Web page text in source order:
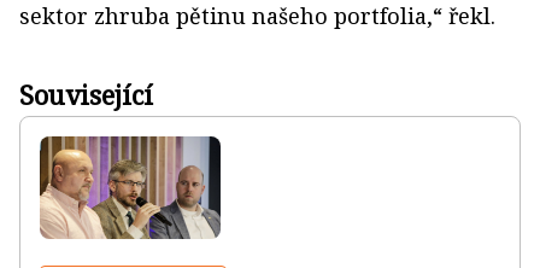
sektor zhruba pětinu našeho portfolia,“ řekl.
Související